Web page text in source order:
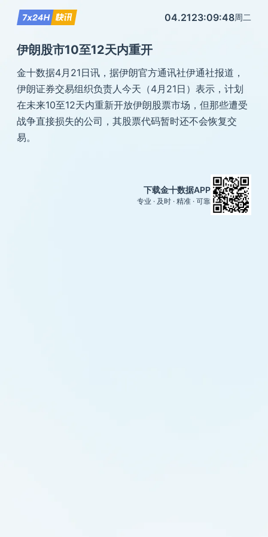
04.2123:09:48周二
伊朗股市10至12天内重开
金十数据4月21日讯，据伊朗官方通讯社伊通社报道，
伊朗证券交易组织负责人今天（4月21日）表示，计划
在未来10至12天内重新开放伊朗股票市场，但那些遭受
战争直接损失的公司，其股票代码暂时还不会恢复交
易。
下载金十数据APP
专业 · 及时 · 精准 · 可靠